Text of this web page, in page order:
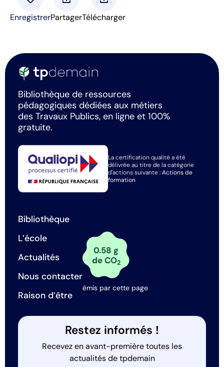
EnregistrerPartagerTélécharger
Bibliothèque de ressources
pédagogiques dédiées aux métiers
des Travaux Publics, en ligne et 100%
gratuite.
La certification qualité a été
délivrée au titre de la catégorie
d'actions suivante :Actions de
formation
Bibliothèque
L’école
Actualités
Nous contacter
Raison d’être
0.58 g
de CO2
émis par cette page
Restez informés !
Recevez en avant-première toutes les
actualités de tpdemain